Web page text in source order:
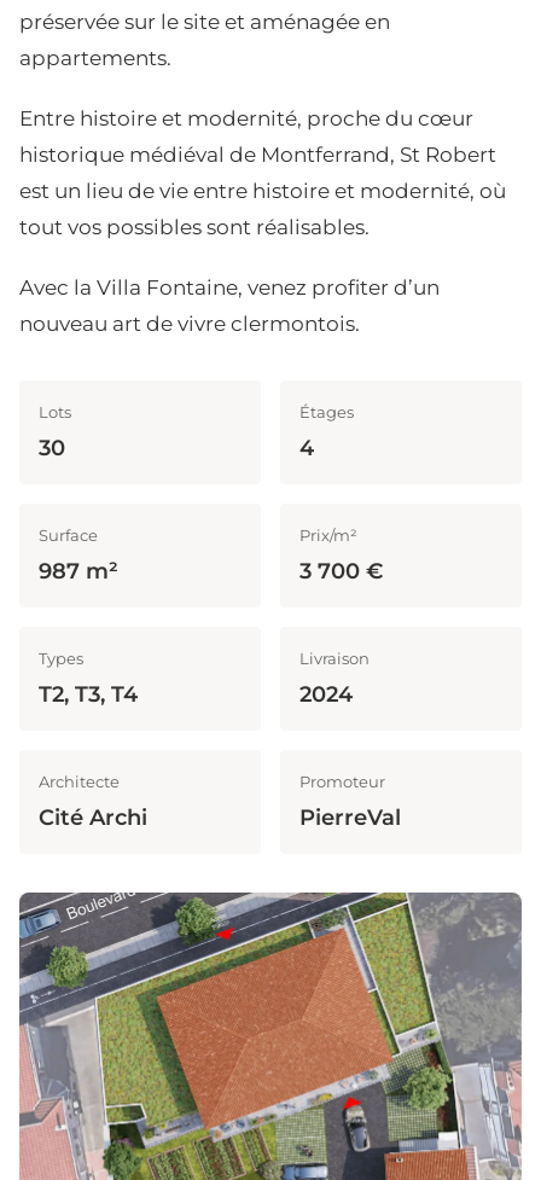
préservée sur le site et aménagée en
appartements.
Entre histoire et modernité, proche du cœur
historique médiéval de Montferrand, St Robert
est un lieu de vie entre histoire et modernité, où
tout vos possibles sont réalisables.
Avec la Villa Fontaine, venez profiter d’un
nouveau art de vivre clermontois.
Lots
30
Étages
4
Surface
987 m²
Prix/m²
3 700 €
Types
T2, T3, T4
Livraison
2024
Architecte
Cité Archi
Promoteur
PierreVal